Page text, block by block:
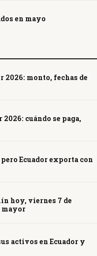
en mayo
2026: monto, fechas de
cuándo se paga,
Ecuador exporta con
hoy, viernes 7 de
mayor
activos en Ecuador y